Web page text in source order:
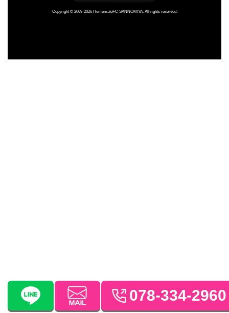
078-334-2960
Copyright © 2009-2026 HomemateFC SANNOMIYA. All rights reserved.